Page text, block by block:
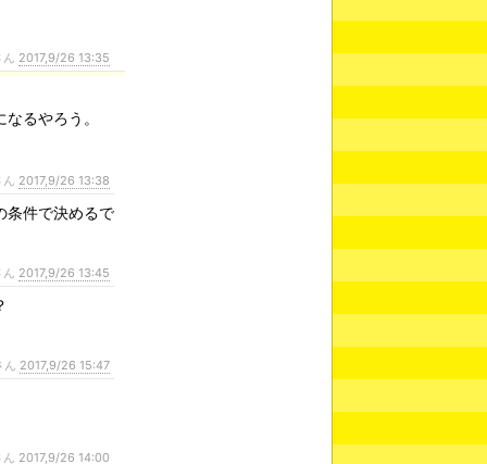
2017,9/26 13:35
るやろう。
2017,9/26 13:38
条件で決めるで
2017,9/26 13:45
2017,9/26 15:47
2017,9/26 14:00